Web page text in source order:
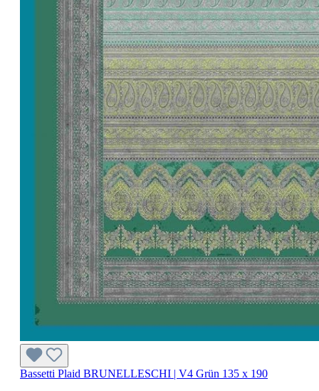
Bassetti Plaid BRUNELLESCHI | V4 Grün 135 x 190